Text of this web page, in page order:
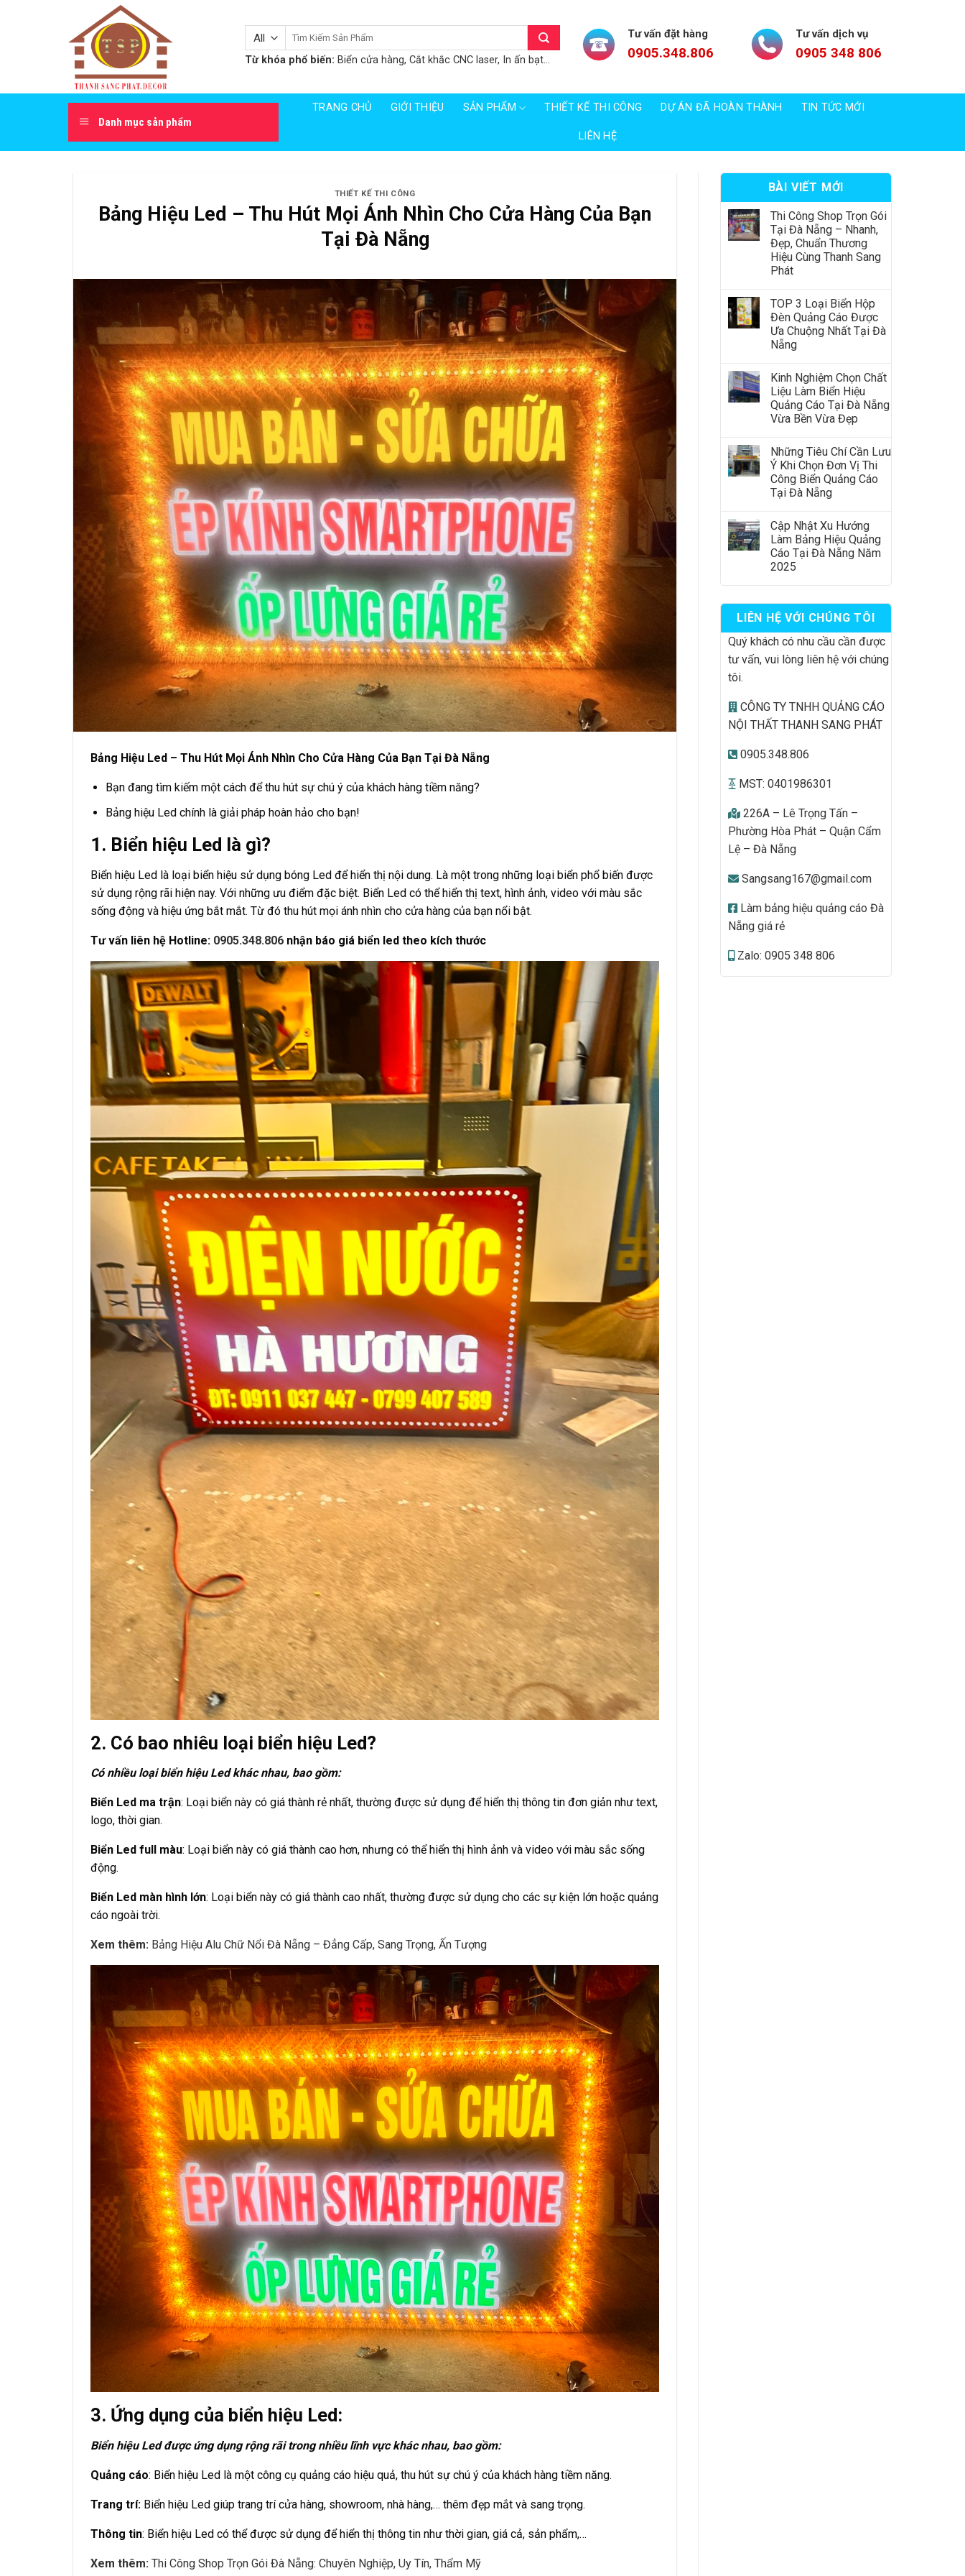
Tìm
kiếm:
Từ khóa phổ biến: Biển cửa hàng, Cắt khắc CNC laser, In ấn bạt...
Tư vấn đặt hàng
0905.348.806
Tư vấn dịch vụ
0905 348 806
Danh mục sản phẩm
TRANG CHỦ GIỚI THIỆU SẢN PHẨM THIẾT KẾ THI CÔNG DỰ ÁN ĐÃ HOÀN THÀNH TIN TỨC MỚI
LIÊN HỆ
THIẾT KẾ THI CÔNG
Bảng Hiệu Led – Thu Hút Mọi Ánh Nhìn Cho Cửa Hàng Của Bạn
Tại Đà Nẵng
Bảng Hiệu Led – Thu Hút Mọi Ánh Nhìn Cho Cửa Hàng Của Bạn Tại Đà Nẵng
Bạn đang tìm kiếm một cách để thu hút sự chú ý của khách hàng tiềm năng?
Bảng hiệu Led chính là giải pháp hoàn hảo cho bạn!
1. Biển hiệu Led là gì?
Biển hiệu Led là loại biển hiệu sử dụng bóng Led để hiển thị nội dung. Là một trong những loại biển phổ biến được
sử dụng rộng rãi hiện nay. Với những ưu điểm đặc biệt. Biển Led có thể hiển thị text, hình ảnh, video với màu sắc
sống động và hiệu ứng bắt mắt. Từ đó thu hút mọi ánh nhìn cho cửa hàng của bạn nổi bật.
Tư vấn liên hệ Hotline: 0905.348.806 nhận báo giá biển led theo kích thước
2. Có bao nhiêu loại biển hiệu Led?
Có nhiều loại biển hiệu Led khác nhau, bao gồm:
Biển Led ma trận: Loại biển này có giá thành rẻ nhất, thường được sử dụng để hiển thị thông tin đơn giản như text,
logo, thời gian.
Biển Led full màu: Loại biển này có giá thành cao hơn, nhưng có thể hiển thị hình ảnh và video với màu sắc sống
động.
Biển Led màn hình lớn: Loại biển này có giá thành cao nhất, thường được sử dụng cho các sự kiện lớn hoặc quảng
cáo ngoài trời.
Xem thêm: Bảng Hiệu Alu Chữ Nổi Đà Nẵng – Đẳng Cấp, Sang Trọng, Ấn Tượng
3. Ứng dụng của biển hiệu Led:
Biển hiệu Led được ứng dụng rộng rãi trong nhiều lĩnh vực khác nhau, bao gồm:
Quảng cáo: Biển hiệu Led là một công cụ quảng cáo hiệu quả, thu hút sự chú ý của khách hàng tiềm năng.
Trang trí: Biển hiệu Led giúp trang trí cửa hàng, showroom, nhà hàng,… thêm đẹp mắt và sang trọng.
Thông tin: Biển hiệu Led có thể được sử dụng để hiển thị thông tin như thời gian, giá cả, sản phẩm,…
Xem thêm: Thi Công Shop Trọn Gói Đà Nẵng: Chuyên Nghiệp, Uy Tín, Thẩm Mỹ
BÀI VIẾT MỚI
Thi Công Shop Trọn Gói
Tại Đà Nẵng – Nhanh,
Đẹp, Chuẩn Thương
Hiệu Cùng Thanh Sang
Phát
TOP 3 Loại Biển Hộp
Đèn Quảng Cáo Được
Ưa Chuộng Nhất Tại Đà
Nẵng
Kinh Nghiệm Chọn Chất
Liệu Làm Biển Hiệu
Quảng Cáo Tại Đà Nẵng
Vừa Bền Vừa Đẹp
Những Tiêu Chí Cần Lưu
Ý Khi Chọn Đơn Vị Thi
Công Biển Quảng Cáo
Tại Đà Nẵng
Cập Nhật Xu Hướng
Làm Bảng Hiệu Quảng
Cáo Tại Đà Nẵng Năm
2025
LIÊN HỆ VỚI CHÚNG TÔI
Quý khách có nhu cầu cần được
tư vấn, vui lòng liên hệ với chúng
tôi.
CÔNG TY TNHH QUẢNG CÁO
NỘI THẤT THANH SANG PHÁT
0905.348.806
MST: 0401986301
226A – Lê Trọng Tấn –
Phường Hòa Phát – Quận Cẩm
Lệ – Đà Nẵng
Sangsang167@gmail.com
Làm bảng hiệu quảng cáo Đà
Nẵng giá rẻ
Zalo: 0905 348 806